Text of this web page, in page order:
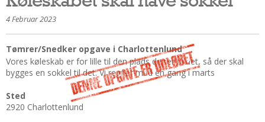
BOLIG KØBERÅDGIVNING
Montage Og Nybyg
Reparation Og Vedligehold
Alt Om Køkkenet
Om Materialer
Om Værktøj
4 Februar 2023
Tømrer/Snedker opgave i Charlottenlund
Vores køleskab er for lille til den plads der er til det, så der skal
bygges en sokkel til det. Vi regner med en gang i marts
Sted
2920 Charlottenlund